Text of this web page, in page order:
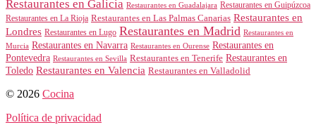
Restaurantes en Galicia Restaurantes en Guadalajara Restaurantes en Guipúzcoa
Restaurantes en La Rioja Restaurantes en Las Palmas Canarias Restaurantes en
Londres Restaurantes en Lugo Restaurantes en Madrid Restaurantes en
Murcia Restaurantes en Navarra Restaurantes en Ourense Restaurantes en
Pontevedra Restaurantes en Sevilla Restaurantes en Tenerife Restaurantes en
Toledo Restaurantes en Valencia Restaurantes en Valladolid
© 2026 Cocina
Política de privacidad